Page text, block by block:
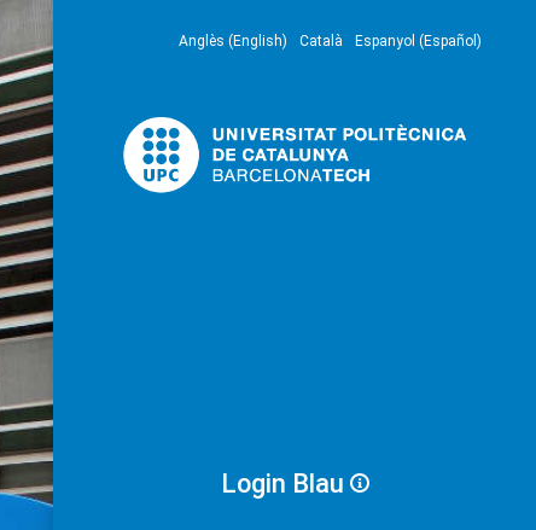
Anglès (English) Català Espanyol (Español)
Login Blau